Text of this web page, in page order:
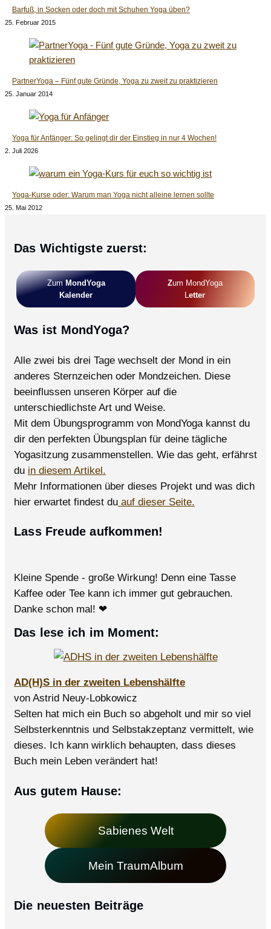
Barfuß, in Socken oder doch mit Schuhen Yoga üben?
25. Februar 2015
PartnerYoga – Fünf gute Gründe, Yoga zu zweit zu praktizieren
25. Januar 2014
Yoga für Anfänger: So gelingt dir der Einstieg in nur 4 Wochen!
2. Juli 2026
Yoga-Kurse oder: Warum man Yoga nicht alleine lernen sollte
25. Mai 2012
Das Wichtigste zuerst:
ZumMondYoga
Kalender
ZUm MondYoga
LEtter
Was ist MondYoga?
Alle zwei bis drei Tage wechselt der Mond in ein
anderes Sternzeichen oder Mondzeichen. Diese
beeinflussen unseren Körper auf die
unterschiedlichste Art und Weise.
Mit dem Übungsprogramm von MondYoga kannst du
dir den perfekten Übungsplan für deine tägliche
Yogasitzung zusammenstellen. Wie das geht, erfährst
du in diesem Artikel.
Mehr Informationen über dieses Projekt und was dich
hier erwartet findest du auf dieser Seite.
Lass Freude aufkommen!
Kleine Spende - große Wirkung! Denn eine Tasse
Kaffee oder Tee kann ich immer gut gebrauchen.
Danke schon mal! ❤
Das lese ich im Moment:
AD(H)S in der zweiten Lebenshälfte
von Astrid Neuy-Lobkowicz
Selten hat mich ein Buch so abgeholt und mir so viel
Selbsterkenntnis und Selbstakzeptanz vermittelt, wie
dieses. Ich kann wirklich behaupten, dass dieses
Buch mein Leben verändert hat!
Aus gutem Hause:
Sabienes Welt
Mein TraumAlbum
Die neuesten Beiträge